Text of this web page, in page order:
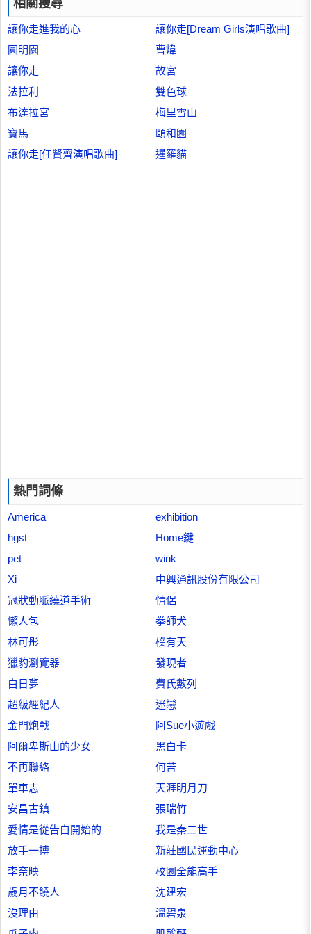
相關搜尋
讓你走進我的心
讓你走[Dream Girls演唱歌曲]
圓明園
曹煒
讓你走
故宮
法拉利
雙色球
布達拉宮
梅里雪山
寶馬
頤和園
讓你走[任賢齊演唱歌曲]
暹羅貓
熱門詞條
America
exhibition
hgst
Home鍵
pet
wink
Xi
中興通訊股份有限公司
冠狀動脈繞道手術
情侶
懶人包
拳師犬
林可彤
樸有天
獵豹瀏覽器
發現者
白日夢
費氏數列
超級經紀人
迷戀
金門炮戰
阿Sue小遊戲
阿爾卑斯山的少女
黑白卡
不再聯絡
何苦
單車志
天涯明月刀
安昌古鎮
張瑞竹
愛情是從告白開始的
我是秦二世
放手一搏
新莊國民運動中心
李奈映
校園全能高手
歲月不饒人
沈建宏
沒理由
溫碧泉